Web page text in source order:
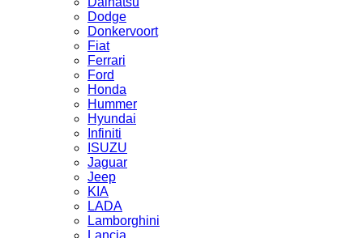
Dodge
Donkervoort
Fiat
Ferrari
Ford
Honda
Hummer
Hyundai
Infiniti
ISUZU
Jaguar
Jeep
KIA
LADA
Lamborghini
Lancia